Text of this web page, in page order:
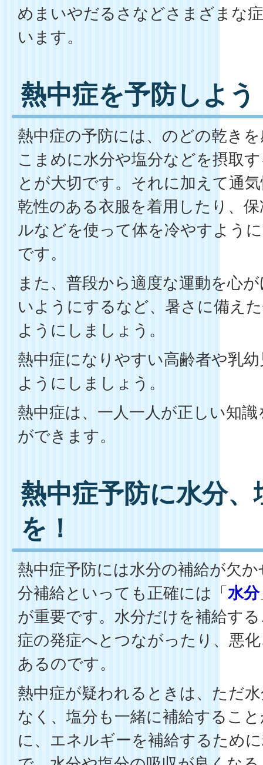
めまいやだるさなどさまざまな
います。
熱中症を予防しよう
熱中症の予防には、のどの乾き
こまめに水分や塩分などを摂取
とが大切です。それに加えて通
乾性のある衣服を着用したり、
ルなどを使って体を冷やすよう
です。
また、普段から適度な運動を心
いようにするなど、暑さに備え
ようにしましょう。
熱中症になりやすい高齢者や乳
ようにしましょう。
熱中症は、一人一人が正しい知
ができます。
熱中症予防に水分、
を！
熱中症予防には水分の補給が欠
分補給といっても正確には「水分
が重要です。水分だけを補給す
症の発症へとつながったり、悪
あるのです。
熱中症が疑われるときは、ただ
なく、塩分も一緒に補給するこ
に、エネルギーを補給するため